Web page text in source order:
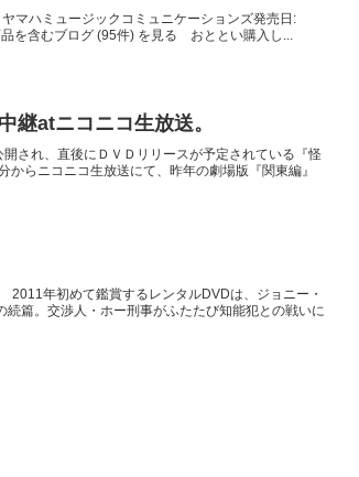
マハミュージックコミュニケーションズ発売日:
を含むブログ (95件) を見る おととい購入し...
継atニコニコ生放送。
され、直後にＤＶＤリリースが予定されている『怪
らニコニコ生放送にて、昨年の劇場版『関東編』
2011年初めて鑑賞するレンタルDVDは、ジョニー・
篇。交渉人・ホー刑事がふたたび知能犯との戦いに